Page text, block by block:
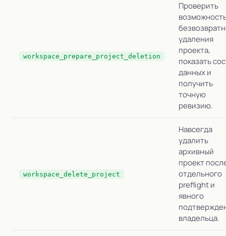
workspace_prepare_project_deletion
Проверить
удаления
проекта,
показать
данных и
получить
точную
ревизию.
workspace_delete_project
Навсегда
удалить
архивный
проект
отдельного
preflight и
явного
владельца.